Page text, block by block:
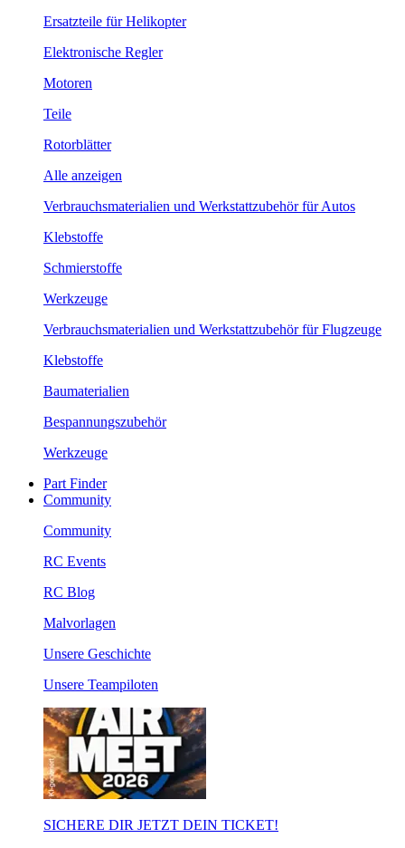
Ersatzteile für Helikopter
Elektronische Regler
Motoren
Teile
Rotorblätter
Alle anzeigen
Verbrauchsmaterialien und Werkstattzubehör für Autos
Klebstoffe
Schmierstoffe
Werkzeuge
Verbrauchsmaterialien und Werkstattzubehör für Flugzeuge
Klebstoffe
Baumaterialien
Bespannungszubehör
Werkzeuge
Part Finder
Community
Community
RC Events
RC Blog
Malvorlagen
Unsere Geschichte
Unsere Teampiloten
SICHERE DIR JETZT DEIN TICKET!